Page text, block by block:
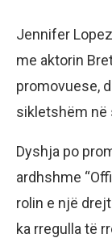
Jennifer
me aktorin
promovuese,
sikletshëm në
Dyshja po
ardhshme
rolin e një
ka rregulla të